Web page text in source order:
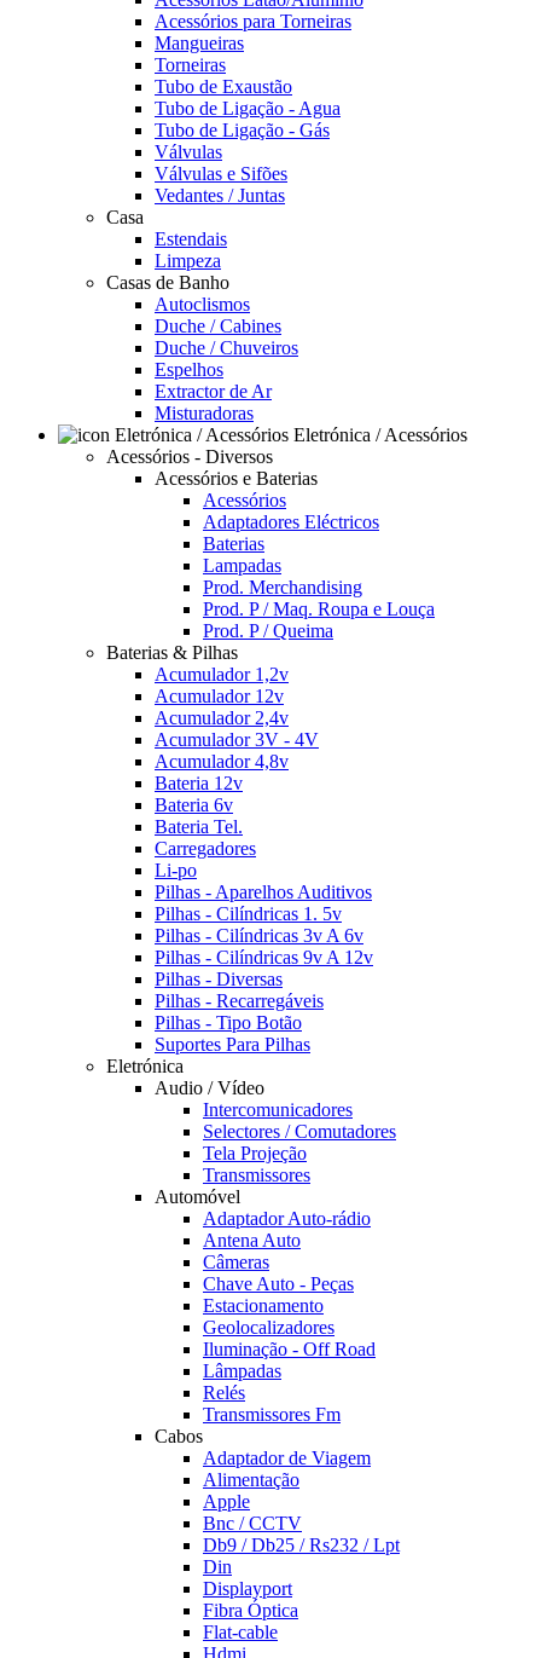
Acessórios para Torneiras
Mangueiras
Torneiras
Tubo de Exaustão
Tubo de Ligação - Agua
Tubo de Ligação - Gás
Válvulas
Válvulas e Sifões
Vedantes / Juntas
Casa
Estendais
Limpeza
Casas de Banho
Autoclismos
Duche / Cabines
Duche / Chuveiros
Espelhos
Extractor de Ar
Misturadoras
Eletrónica / Acessórios
Acessórios - Diversos
Acessórios e Baterias
Acessórios
Adaptadores Eléctricos
Baterias
Lampadas
Prod. Merchandising
Prod. P / Maq. Roupa e Louça
Prod. P / Queima
Baterias & Pilhas
Acumulador 1,2v
Acumulador 12v
Acumulador 2,4v
Acumulador 3V - 4V
Acumulador 4,8v
Bateria 12v
Bateria 6v
Bateria Tel.
Carregadores
Li-po
Pilhas - Aparelhos Auditivos
Pilhas - Cilíndricas 1. 5v
Pilhas - Cilíndricas 3v A 6v
Pilhas - Cilíndricas 9v A 12v
Pilhas - Diversas
Pilhas - Recarregáveis
Pilhas - Tipo Botão
Suportes Para Pilhas
Eletrónica
Audio / Vídeo
Intercomunicadores
Selectores / Comutadores
Tela Projeção
Transmissores
Automóvel
Adaptador Auto-rádio
Antena Auto
Câmeras
Chave Auto - Peças
Estacionamento
Geolocalizadores
Iluminação - Off Road
Lâmpadas
Relés
Transmissores Fm
Cabos
Adaptador de Viagem
Alimentação
Apple
Bnc / CCTV
Db9 / Db25 / Rs232 / Lpt
Din
Displayport
Fibra Óptica
Flat-cable
Hdmi